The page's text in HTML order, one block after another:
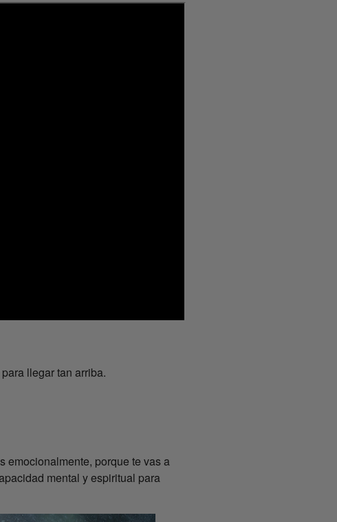
llegar tan arriba.
emocionalmente, porque te vas a
mental y espiritual para